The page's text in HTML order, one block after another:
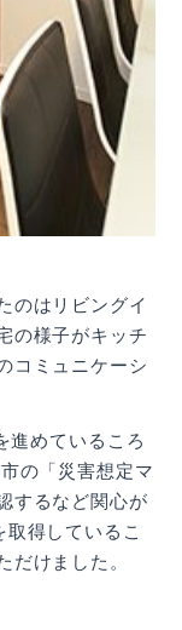
のはリビングイ
の様子がキッチ
コミュニケーシ
進めているころ
の「災害想定マ
するなど関心が
得しているこ
けました。